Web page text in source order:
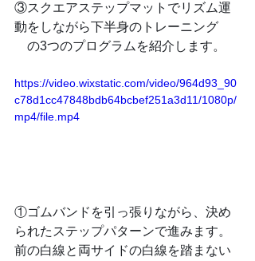
③スクエアステップマットでリズム運
動をしながら下半身のトレーニング
の3つのプログラムを紹介します。
https://video.wixstatic.com/video/964d93_90
c78d1cc47848bdb64bcbef251a3d11/1080p/
mp4/file.mp4
①ゴムバンドを引っ張りながら、決め
られたステップパターンで進みます。
前の白線と両サイドの白線を踏まない